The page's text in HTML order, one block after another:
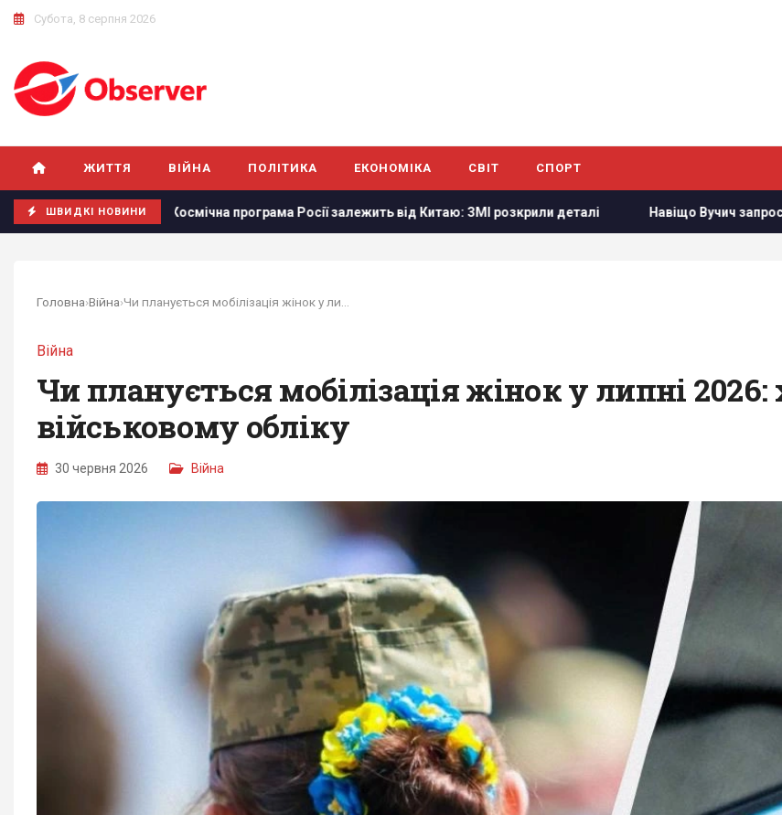
Субота, 8 серпня 2026
ЖИТТЯ ВІЙНА ПОЛІТИКА ЕКОНОМІКА СВІТ СПОРТ
ШВИДКІ НОВИНИ
Космічна програма Росії залежить від Китаю: ЗМІ розкрили деталі Навіщо Вучич запросив Зеленського в
Головна›Війна›
Війна
Чи планується мобілізація жінок у липні
військовому обліку
30 червня 2026 Війна